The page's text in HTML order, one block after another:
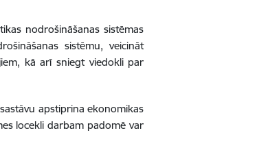
nodrošināšanas sistēmas
sistēmu, veicināt
kā arī sniegt viedokli par
apstiprina ekonomikas
locekli darbam padomē var